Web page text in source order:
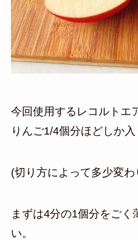
今回使用するレコルトエ
りんご1/4個分ほどしか
(切り方によって多少変わ
まずは4分の1個分をごく
い。